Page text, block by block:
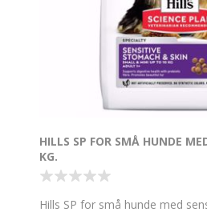
HILLS SP FOR SMÅ HUNDE
KG.
Hills SP for små hunde med